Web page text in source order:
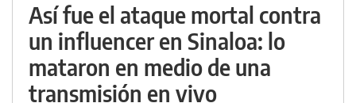
Así fue el ataque mortal contra
un influencer en Sinaloa: lo
mataron en medio de una
transmisión en vivo